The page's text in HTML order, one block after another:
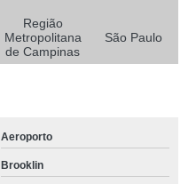
Região
Metropolitana
de Campinas
São Paulo
Aeroporto
Brooklin